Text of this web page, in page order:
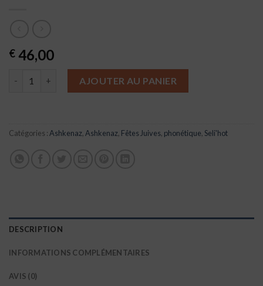
€ 46,00
AJOUTER AU PANIER
Catégories :Ashkenaz,Ashkenaz, Fêtes Juives, phonétique, Seli'hot
DESCRIPTION
INFORMATIONS COMPLÉMENTAIRES
AVIS (0)